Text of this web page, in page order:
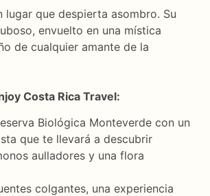
lugar que despierta asombro. Su
envuelto en una mística
de cualquier amante de la
Costa Rica Travel:
Biológica Monteverde con un
que te llevará a descubrir
aulladores y una flora
colgantes, una experiencia